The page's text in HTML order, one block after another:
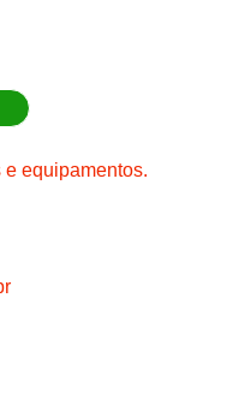
equipamentos.